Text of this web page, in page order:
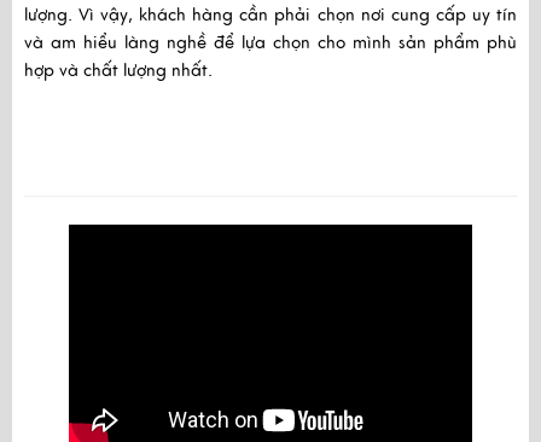
lượng. Vì vậy, khách hàng cần phải chọn nơi cung cấp uy tín
và am hiểu làng nghề để lựa chọn cho mình sản phẩm phù
hợp và chất lượng nhất.